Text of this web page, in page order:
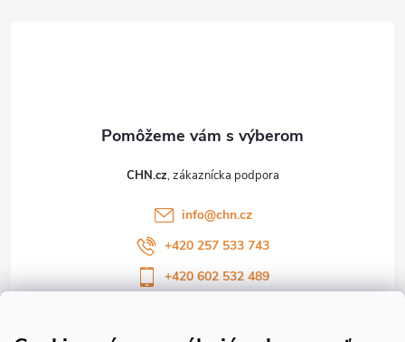
CHN.cz
info@chn.cz
+420 257 533 743
+420 602 532 489
Sledujte náš vlog CHN_CZ